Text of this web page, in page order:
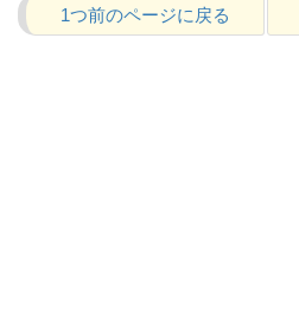
1つ前のページに戻る